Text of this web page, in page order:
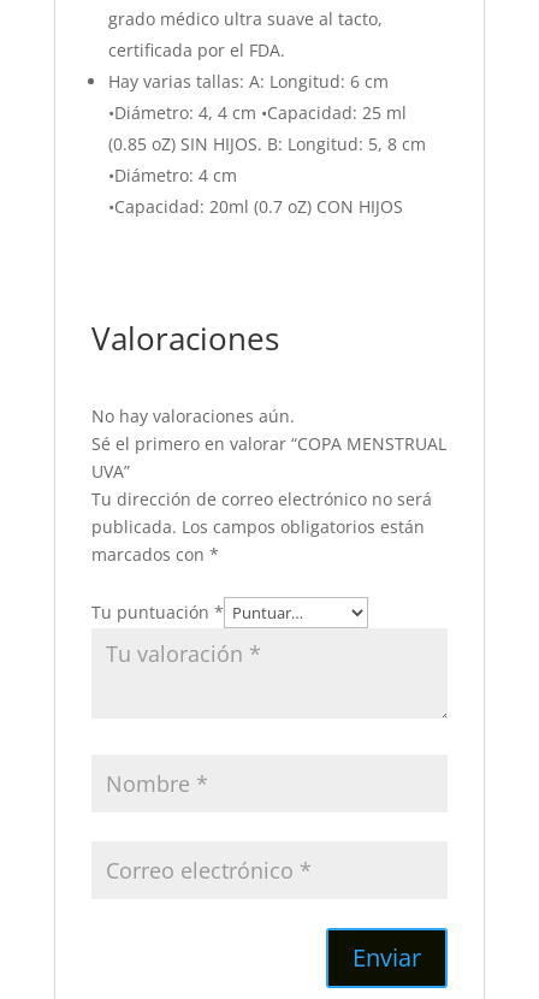
grado médico ultra suave al tacto,
certificada por el FDA.
Hay varias tallas: A: Longitud: 6 cm
•Diámetro: 4, 4 cm •Capacidad: 25 ml
(0.85 oZ) SIN HIJOS. B: Longitud: 5, 8 cm
•Diámetro: 4 cm
•Capacidad: 20ml (0.7 oZ) CON HIJOS
Valoraciones
No hay valoraciones aún.
Sé el primero en valorar “COPA MENSTRUAL
UVA”
Tu dirección de correo electrónico no será
publicada. Los campos obligatorios están
marcados con *
Tu puntuación *